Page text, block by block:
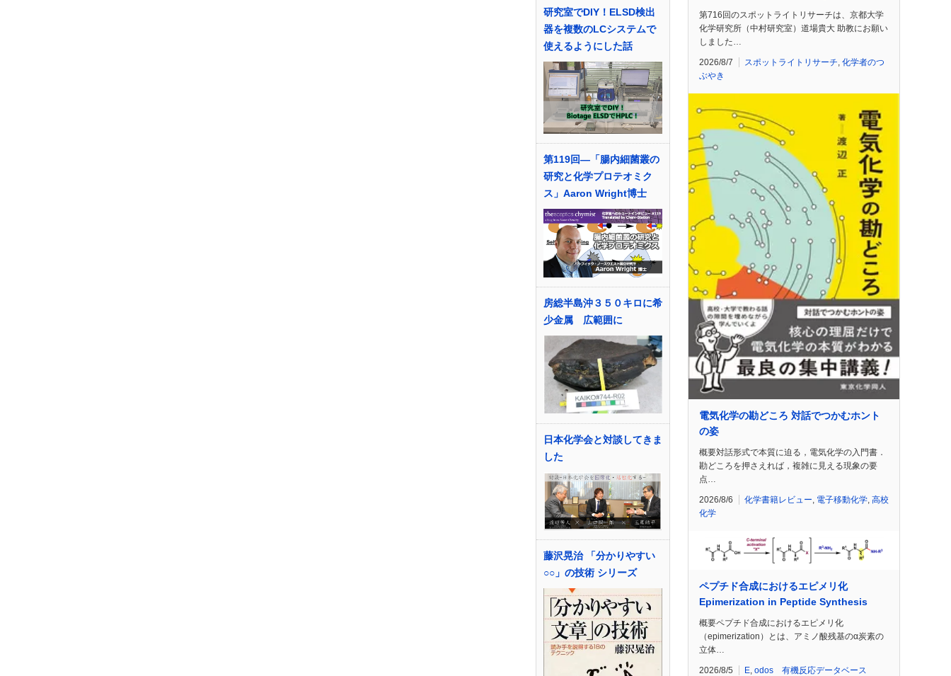
研究室でDIY！ELSD検出
器を複数のLCシステムで
使えるようにした話
第119回―「腸内細菌叢の
研究と化学プロテオミク
ス」Aaron Wright博士
房総半島沖３５０キロに希
少金属 広範囲に
日本化学会と対談してきま
した
藤沢晃治 「分かりやすい
○○」の技術 シリーズ
第716回のスポットライトリサーチは、京都大学
化学研究所（中村研究室）道場貴大 助教にお願い
しました…
2026/8/7 スポットライトリサーチ 化学者のつ
ぶやき
電気化学の勘どころ 対話でつかむホント
の姿
概要対話形式で本質に迫る，電気化学の入門書．
勘どころを押さえれば，複雑に見える現象の要
点…
2026/8/6 化学書籍レビュー 電子移動化学 高校
化学
ペプチド合成におけるエピメリ化
Epimerization in Peptide Synthesis
概要ペプチド合成におけるエピメリ化
（epimerization）とは、アミノ酸残基のα炭素の
立体…
2026/8/5 E odos 有機反応データベース